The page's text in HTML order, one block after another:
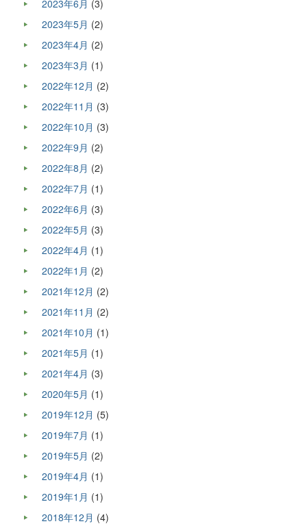
2023年6月 (3)
2023年5月 (2)
2023年4月 (2)
2023年3月 (1)
2022年12月 (2)
2022年11月 (3)
2022年10月 (3)
2022年9月 (2)
2022年8月 (2)
2022年7月 (1)
2022年6月 (3)
2022年5月 (3)
2022年4月 (1)
2022年1月 (2)
2021年12月 (2)
2021年11月 (2)
2021年10月 (1)
2021年5月 (1)
2021年4月 (3)
2020年5月 (1)
2019年12月 (5)
2019年7月 (1)
2019年5月 (2)
2019年4月 (1)
2019年1月 (1)
2018年12月 (4)